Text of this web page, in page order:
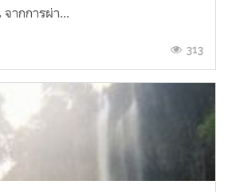
ากการผ่า...
313